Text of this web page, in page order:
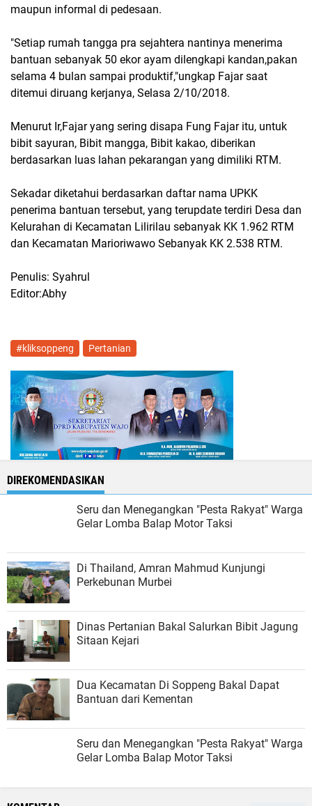
maupun informal di pedesaan.
"Setiap rumah tangga pra sejahtera nantinya menerima
bantuan sebanyak 50 ekor ayam dilengkapi kandan,pakan
selama 4 bulan sampai produktif,"ungkap Fajar saat
ditemui diruang kerjanya, Selasa 2/10/2018.
Menurut Ir,Fajar yang sering disapa Fung Fajar itu, untuk
bibit sayuran, Bibit mangga, Bibit kakao, diberikan
berdasarkan luas lahan pekarangan yang dimiliki RTM.
Sekadar diketahui berdasarkan daftar nama UPKK
penerima bantuan tersebut, yang terupdate terdiri Desa dan
Kelurahan di Kecamatan Lilirilau sebanyak KK 1.962 RTM
dan Kecamatan Marioriwawo Sebanyak KK 2.538 RTM.
Penulis: Syahrul
Editor:Abhy
#kliksoppeng Pertanian
DIREKOMENDASIKAN
Seru dan Menegangkan "Pesta Rakyat" Warga
Gelar Lomba Balap Motor Taksi
Di Thailand, Amran Mahmud Kunjungi
Perkebunan Murbei
Dinas Pertanian Bakal Salurkan Bibit Jagung
Sitaan Kejari
Dua Kecamatan Di Soppeng Bakal Dapat
Bantuan dari Kementan
Seru dan Menegangkan "Pesta Rakyat" Warga
Gelar Lomba Balap Motor Taksi